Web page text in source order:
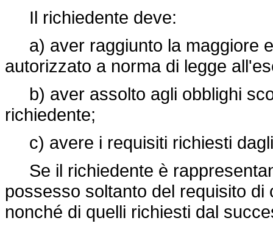
Il richiedente deve:
a) aver raggiunto la maggiore
autorizzato a norma di legge
b) aver assolto agli obblighi
richiedente;
c) avere i requisiti richiesti
Se il richiedente è
possesso soltanto del requisito
nonché di quelli richiesti dal